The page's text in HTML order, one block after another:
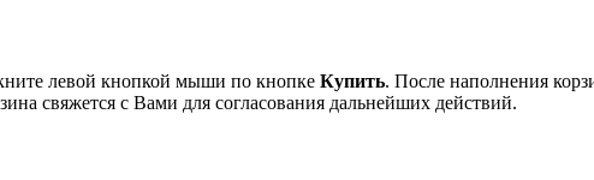
левой кнопкой мыши по кнопке Купить. После наполнения
свяжется с Вами для согласования дальнейших действий.